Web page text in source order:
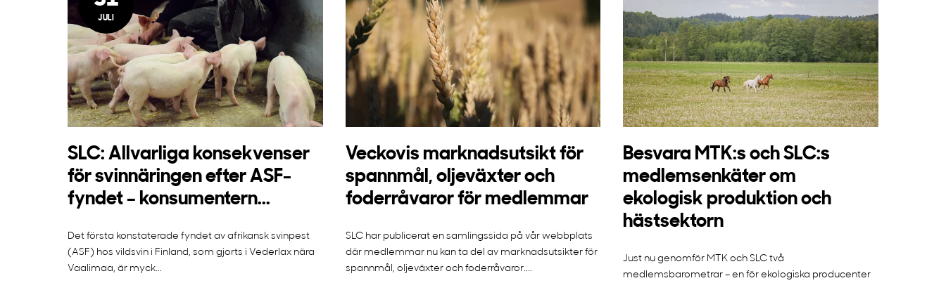
JULI
SLC: Allvarliga konsekvenser
för svinnäringen efter ASF-
fyndet – konsumentern...
Det första konstaterade fyndet av afrikansk svinpest
(ASF) hos vildsvin i Finland, som gjorts i Vederlax nära
Vaalimaa, är myck...
Veckovis marknadsutsikt för
spannmål, oljeväxter och
foderråvaror för medlemmar
SLC har publicerat en samlingssida på vår webbplats
där medlemmar nu kan ta del av marknadsutsikter för
spannmål, oljeväxter och foderråvaror....
Besvara MTK:s och SLC:s
medlemsenkäter om
ekologisk produktion och
hästsektorn
Just nu genomför MTK och SLC två
medlemsbarometrar – en för ekologiska producenter